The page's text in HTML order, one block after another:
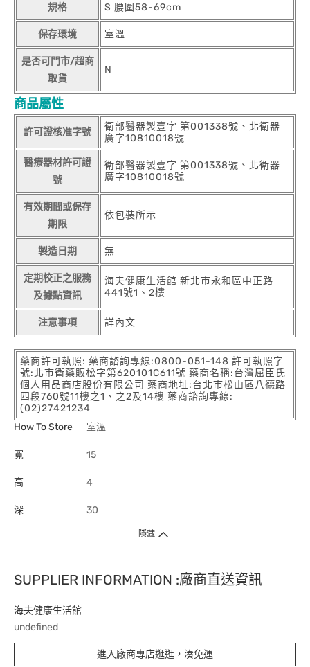
規格 S 腰圍58-69cm
保存環境 室溫
是否可門市/超商
取貨
N
商品屬性
許可證核准字號
衛部醫器製壹字 第001338號、北衛器
廣字10810018號
醫療器材許可證
號
衛部醫器製壹字 第001338號、北衛器
廣字10810018號
有效期間或保存
期限
依包裝所示
製造日期 無
定期校正之服務
及據點資訊
海夫健康生活館 新北市永和區中正路
441號1、2樓
注意事項 詳內文
藥商許可執照: 藥商諮詢專線:0800-051-148 許可執照字
號:北市衛藥販松字第620101C611號 藥商名稱:台灣屈臣氏
個人用品商店股份有限公司 藥商地址:台北市松山區八德路
四段760號11樓之1、之2及14樓 藥商諮詢專線:
(02)27421234
How To Store
室溫
寬 15
高 4
深 30
隱藏
SUPPLIER INFORMATION :廠商直送資訊
海夫健康生活館
undefined
進入廠商專店逛逛，湊免運